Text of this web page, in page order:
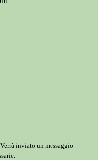
Verrà inviato un messaggio